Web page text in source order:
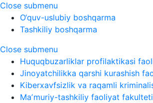
Close submenu
O‘quv-uslubiy boshqarma
Tashkiliy boshqarma
Close submenu
Huquqbuzarliklar profilaktikasi
Jinoyatchilikka qarshi kurashish
Kiberxavfsizlik va raqamli
Maʼmuriy-tashkiliy faoliyat fakulteti